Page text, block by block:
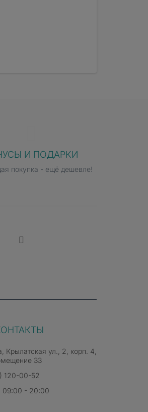
И ПОДАРКИ
покупка - ещё дешевле!
Крылатская ул., 2, корп. 4,
33
120-00-52
- 20:00